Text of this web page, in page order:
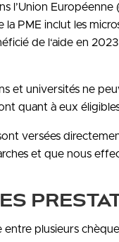
l’Union
PME inclut les
de l‘aide en
et universités ne
quant à eux
versées
et que nous
entre plusieurs